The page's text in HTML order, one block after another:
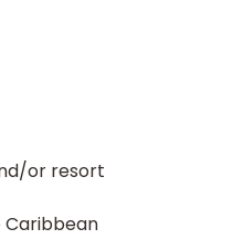
or resort
Caribbean